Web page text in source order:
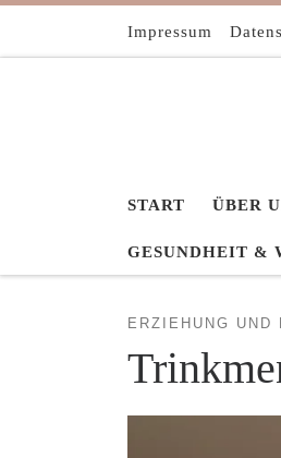
Zum Inhalt springen
Impressum
START ÜBER
GESUNDHEIT &
ERZIEHUNG UND